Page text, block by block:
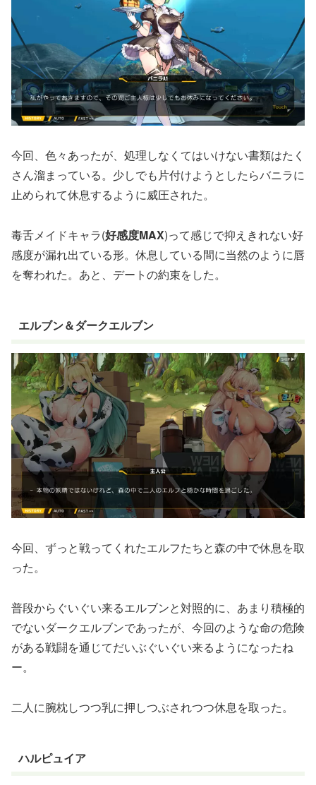
今回、色々あったが、処理しなくてはいけない書類はたく
さん溜まっている。少しでも片付けようとしたらバニラに
止められて休息するように威圧された。
毒舌メイドキャラ(好感度MAX)って感じで抑えきれない好
感度が漏れ出ている形。休息している間に当然のように唇
を奪われた。あと、デートの約束をした。
エルブン＆ダークエルブン
今回、ずっと戦ってくれたエルフたちと森の中で休息を取
った。
普段からぐいぐい来るエルブンと対照的に、あまり積極的
でないダークエルブンであったが、今回のような命の危険
がある戦闘を通じてだいぶぐいぐい来るようになったね
ー。
二人に腕枕しつつ乳に押しつぶされつつ休息を取った。
ハルピュイア